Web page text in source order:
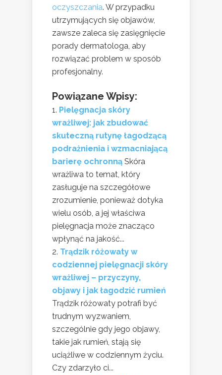
oczyszczania. W przypadku
utrzymujących się objawów,
zawsze zaleca się zasięgnięcie
porady dermatologa, aby
rozwiązać problem w sposób
profesjonalny.
Powiązane Wpisy:
Pielęgnacja skóry
wrażliwej: jak zbudować
skuteczną rutynę łagodzącą
podrażnienia i wzmacniającą
barierę ochronną Skóra
wrażliwa to temat, który
zasługuje na szczegółowe
zrozumienie, ponieważ dotyka
wielu osób, a jej właściwa
pielęgnacja może znacząco
wpłynąć na jakość...
Trądzik różowaty w
codziennej pielęgnacji skóry
wrażliwej – przyczyny,
objawy i jak łagodzić rumień
Trądzik różowaty potrafi być
trudnym wyzwaniem,
szczególnie gdy jego objawy,
takie jak rumień, stają się
uciążliwe w codziennym życiu.
Czy zdarzyło ci...